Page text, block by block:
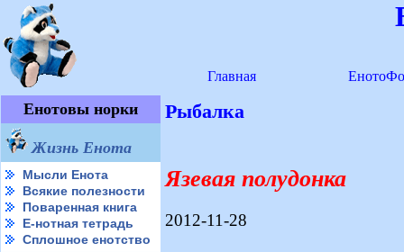
Главная
Енотовы норки
Жизнь Енота
Мысли Енота
Всякие полезности
Поваренная книга
Е-нотная тетрадь
Сплошное енотство
Рыбалка
Язевая полудонка
2012-11-28